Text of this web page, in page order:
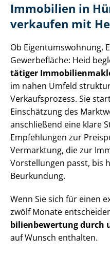
Immobilien in
verkaufen mit
Ob Ei­gen­tums­woh­nung,
Gewerbefläche: Heid
tätiger
im nahen Umfeld
Verkaufsprozess. Sie
Einschätzung des
anschließend eine klare
Empfehlungen zur
Vermarktung, die zur
Vorstellungen passt, bis
Beurkundung.
Wenn Sie sich für einen
zwölf Monate
bi­li­en­be­wer­tung durch
auf Wunsch enthalten.